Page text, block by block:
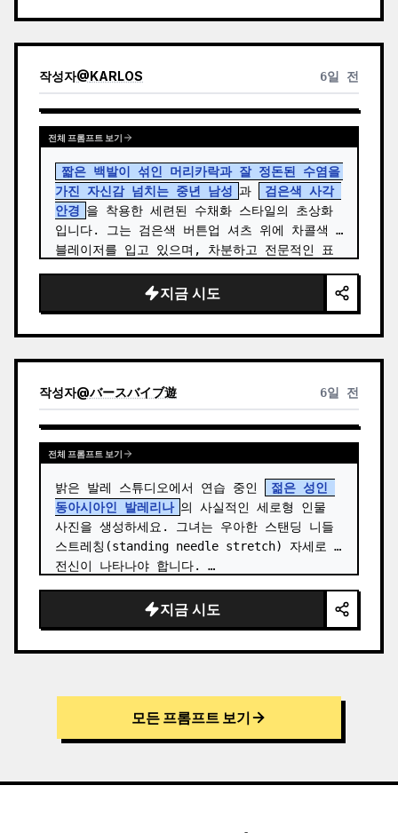
작성자@KARLOS 6일 전
전체 프롬프트 보기
짧은 백발이 섞인 머리카락과 잘 정돈된 수염을
가진 자신감 넘치는 중년 남성 과
검은색 사각
안경 을 착용한 세련된 수채화 스타일의 초상화
입니다. 그는 검은색 버튼업 셔츠 위에 차콜색
블레이저를 입고 있으며, 차분하고 전문적인 표
작품은 사실적인 얼굴 묘사와 따뜻한 베이지, 회
색, 세피…
지금 시도
작성자@バースバイブ遊 6일 전
전체 프롬프트 보기
밝은 발레 스튜디오에서 연습 중인
젊은 성인
동아시아인 발레리나 의 사실적인 세로형 인물
사진을 생성하세요. 그녀는 우아한 스탠딩 니들
스트레칭(standing needle stretch) 자세로
전신이 나타나야 합니다. …
지금 시도
모든 프롬프트 보기